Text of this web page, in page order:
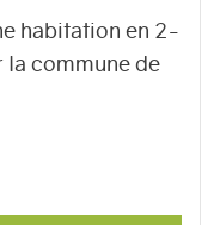
habitation en 2-
la commune de